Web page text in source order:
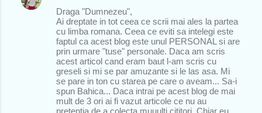
Draga "Dumnezeu",
Ai dreptate in tot ceea ce scrii mai ales la partea
cu limba romana. Ceea ce eviti sa intelegi este
faptul ca acest blog este unul PERSONAL si are
prin urmare "tuse" personale. Daca am scris
acest articol cand eram baut l-am scris cu
greseli si mi se par amuzante si le las asa. Mi
se pare in ton cu starea pe care o aveam... Sa-i
spun Bahica... Daca intrai pe acest blog de mai
mult de 3 ori ai fi vazut articole ce nu au
pretentia de a colecta muuulti cititori. Chiar eu